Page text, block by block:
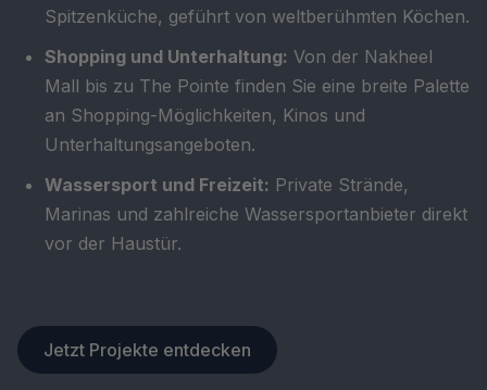
Spitzenküche, geführt von weltberühmten Köchen.
Shopping und Unterhaltung: Von der Nakheel
Mall bis zu The Pointe finden Sie eine breite Palette
an Shopping-Möglichkeiten, Kinos und
Unterhaltungsangeboten.
Wassersport und Freizeit: Private Strände,
Marinas und zahlreiche Wassersportanbieter direkt
vor der Haustür.
Jetzt Projekte entdecken